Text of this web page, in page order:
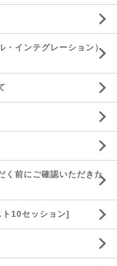
・インテグレーション）
く前にご確認いただきた
10セッション]